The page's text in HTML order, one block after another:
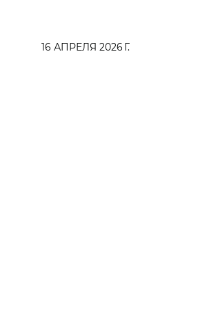
16 АПРЕЛЯ 2026 Г.